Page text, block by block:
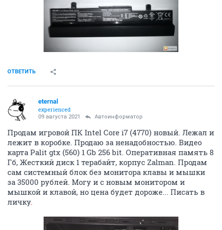
ОТВЕТИТЬ
eternal
experienced
09 августа 2021 Автоинформатор
Продам игровой ПК Intel Core i7 (4770) новый. Лежал и
лежит в коробке. Продаю за ненадобностью. Видео
карта Palit gtx (560) 1 Gb 256 bit. Оперативная память 8
Гб, Жесткий диск 1 терабайт, корпус Zalman. Продам
сам системный блок без монитора клавы и мышки
за 35000 рублей. Могу и с новым монитором и
мышкой и клавой, но цена будет дороже... Писать в
личку.